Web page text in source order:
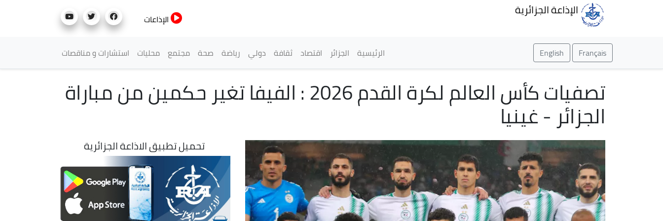
الإذاعة الجزائرية
الإذاعات
Français
English القائمة الرئيسية
الرئيسية الجزائر اقتصاد ثقافة دولي رياضة صحة مجتمع محليات استشارات و مناقصات
تصفيات كأس العالم لكرة القدم 2026 : الفيفا تغير حكمين من مباراة
الجزائر - غينيا
تحميل تطبيق الاذاعة الجزائرية